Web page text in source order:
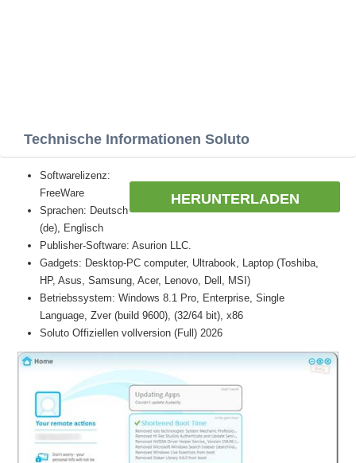
Technische Informationen Soluto
HERUNTERLADEN
Softwarelizenz:
FreeWare
Sprachen: Deutsch
(de), Englisch
Publisher-Software: Asurion LLC.
Gadgets: Desktop-PC computer, Ultrabook, Laptop (Toshiba,
HP, Asus, Samsung, Acer, Lenovo, Dell, MSI)
Betriebssystem: Windows 8.1 Pro, Enterprise, Single
Language, Zver (build 9600), (32/64 bit), x86
Soluto Offiziellen vollversion (Full) 2026